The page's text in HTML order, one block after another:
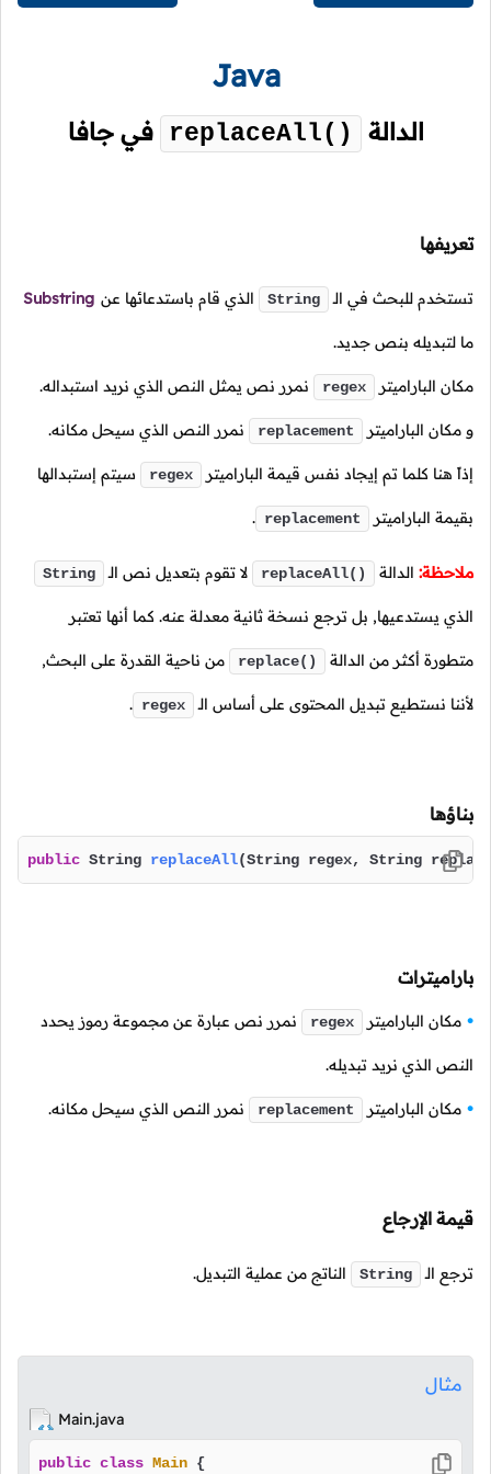
Java
الدالة replaceAll() في جافا
تعريفها
تستخدم للبحث في الـ String الذي قام باستدعائها عن Substring
ما لتبديله بنص جديد.
مكان الباراميتر regex نمرر نص يمثل النص الذي نريد استبداله.
و مكان الباراميتر replacement نمرر النص الذي سيحل مكانه.
إذاً هنا كلما تم إيجاد نفس قيمة الباراميتر regex سيتم إستبدالها
بقيمة الباراميتر replacement
.
ملاحظة: الدالة replaceAll() لا تقوم بتعديل نص الـ String
الذي يستدعيها, بل ترجع نسخة ثانية معدلة عنه. كما أنها تعتبر
متطورة أكثر من الدالة replace() من ناحية القدرة على البحث,
لأننا نستطيع تبديل المحتوى على أساس الـ regex
.
بناؤها
public String replaceAll(String regex, String
باراميترات
مكان الباراميتر regex نمرر نص عبارة عن مجموعة رموز يحدد
النص الذي نريد تبديله.
مكان الباراميتر replacement نمرر النص الذي سيحل مكانه.
قيمة الإرجاع
ترجع الـ String الناتج من عملية التبديل.
مثال
Main.java
public class Main {